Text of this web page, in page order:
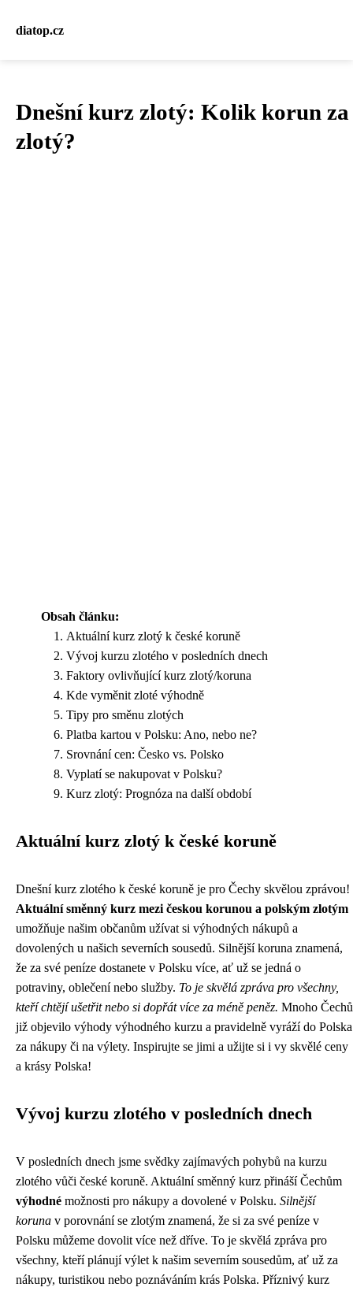
diatop.cz
Dnešní kurz zlotý: Kolik korun za
zlotý?
Obsah článku:
Aktuální kurz zlotý k české koruně
Vývoj kurzu zlotého v posledních dnech
Faktory ovlivňující kurz zlotý/koruna
Kde vyměnit zloté výhodně
Tipy pro směnu zlotých
Platba kartou v Polsku: Ano, nebo ne?
Srovnání cen: Česko vs. Polsko
Vyplatí se nakupovat v Polsku?
Kurz zlotý: Prognóza na další období
Aktuální kurz zlotý k české koruně
Dnešní kurz zlotého k české koruně je pro Čechy skvělou zprávou!
Aktuální směnný kurz mezi českou korunou a polským zlotým
umožňuje našim občanům užívat si výhodných nákupů a
dovolených u našich severních sousedů. Silnější koruna znamená,
že za své peníze dostanete v Polsku více, ať už se jedná o
potraviny, oblečení nebo služby. To je skvělá zpráva pro všechny,
kteří chtějí ušetřit nebo si dopřát více za méně peněz. Mnoho Čechů
již objevilo výhody výhodného kurzu a pravidelně vyráží do Polska
za nákupy či na výlety. Inspirujte se jimi a užijte si i vy skvělé ceny
a krásy Polska!
Vývoj kurzu zlotého v posledních dnech
V posledních dnech jsme svědky zajímavých pohybů na kurzu
zlotého vůči české koruně. Aktuální směnný kurz přináší Čechům
výhodné možnosti pro nákupy a dovolené v Polsku. Silnější
koruna v porovnání se zlotým znamená, že si za své peníze v
Polsku můžeme dovolit více než dříve. To je skvělá zpráva pro
všechny, kteří plánují výlet k našim severním sousedům, ať už za
nákupy, turistikou nebo poznáváním krás Polska. Příznivý kurz